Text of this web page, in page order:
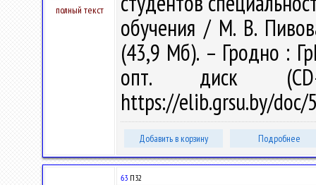
полный текст
обучения / М. В.
(43,9 Мб). – Гродно :
опт. диск
https://elib.grsu.by/doc/
Добавить в корзину Подробнее
63 П32